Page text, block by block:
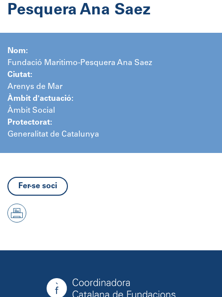
Pesquera Ana Saez
Nom:
Fundació Maritimo-Pesquera Ana Saez
Ciutat:
Arenys de Mar
Àmbit d'actuació:
Àmbit Social
Protectorat:
Generalitat de Catalunya
Fer-se soci